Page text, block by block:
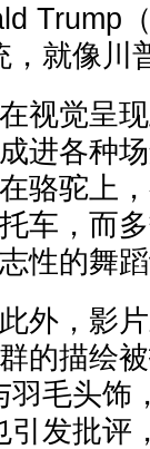
Trump
就像川
在视觉呈
成进各种
在骆驼上
托车，而
志性的舞
此外，影
群的描绘
毛头饰
发批评